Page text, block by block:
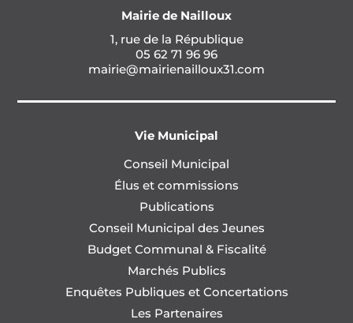
Mairie de Nailloux
1, rue de la République
05 62 71 96 96
mairie@mairienailloux31.com
Vie Municipal
Conseil Municipal
Élus et commissions
Publications
Conseil Municipal des Jeunes
Budget Communal & Fiscalité
Marchés Publics
Enquêtes Publiques et Concertations
Les Partenaires